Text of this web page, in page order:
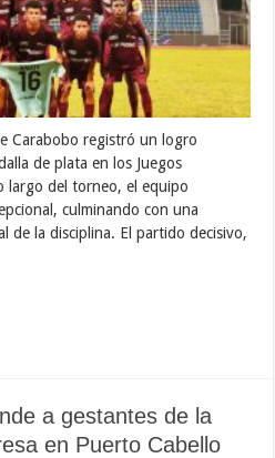
Carabobo registró un logro
de plata en los Juegos
largo del torneo, el equipo
culminando con una
de la disciplina. El partido decisivo,
a gestantes de la
en Puerto Cabello